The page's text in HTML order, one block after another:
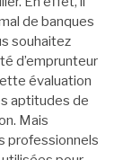
de banques
souhaitez
d’emprunteur
évaluation
aptitudes de
Mais
professionnels